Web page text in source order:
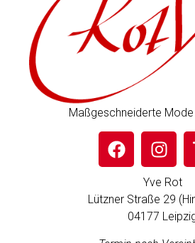
Maßgeschneiderte
Yve Rot
Lützner Straße 29
04177